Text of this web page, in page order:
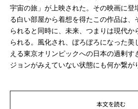
宇宙の旅」が上映された。その映画に登
る白い部屋から着想を得たこの作品は、
られると同時に、未来、つまりは現代
られる。風化され、ぼろぼろになった美
える東京オリンピックへの日本の過剰
ジョンがみえていない状態にも何か繋が
本文を読む